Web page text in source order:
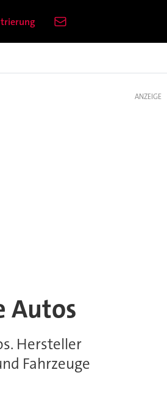
Autos
Hersteller
Fahrzeuge
ANZEIGE